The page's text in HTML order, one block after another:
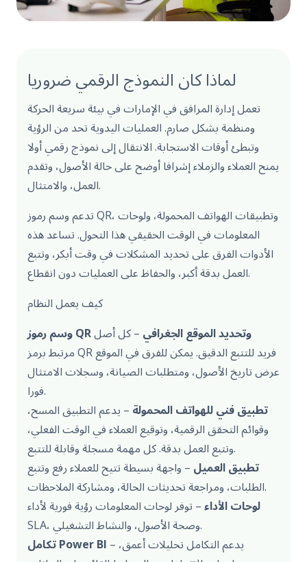
لماذا كان النموذج الرقمي ضروريا
تعمل إدارة المرافق في الإمارات في بيئة سريعة الحركة
ومنظمة بشكل صارم. العمليات اليدوية تحد من الرؤية
وتبطئ أوقات الاستجابة. الانتقال إلى نموذج رقمي أولا
يمنح العملاء والزملاء إشرافا أوضح على حالة الأصول، وتقدم
العمل، والامتثال.
تدعم وسم رموز QR، وتطبيقات الهواتف المحمولة، ولوحات
المعلومات في الوقت الحقيقي هذا التحول. تساعد هذه
الأدوات الفرق على تحديد المشكلات في وقت أبكر، وتتبع
العمل بدقة أكبر، والحفاظ على العمليات دون انقطاع.
كيف يعمل النظام
وسم رموز QR وتحديد الموقع الجغرافي – كل أصل
مرتبط برمز QR فريد للتتبع الدقيق. يمكن للفرق في الموقع
عرض تاريخ الأصول، ومتطلبات الصيانة، وسجلات الامتثال
فورا.
تطبيق فني للهواتف المحمولة – يدعم التطبيق المسح،
وقوائم التحقق الرقمية، وتوقيع العملاء في الوقت الفعلي،
وتتبع العمل بدقة. كل مهمة مسجلة وقابلة للتتبع.
تطبيق العميل – واجهة بسيطة تتيح للعملاء رفع وتتبع
الطلبات، ومراجعة تحديثات الحالة، ومشاركة الملاحظات.
لوحات الأداء – توفر لوحات المعلومات رؤية فورية لأداء
SLA، وصحة الأصول، والنشاط التشغيلي.
تكامل Power BI – يدعم التكامل تحليلات أعمق،